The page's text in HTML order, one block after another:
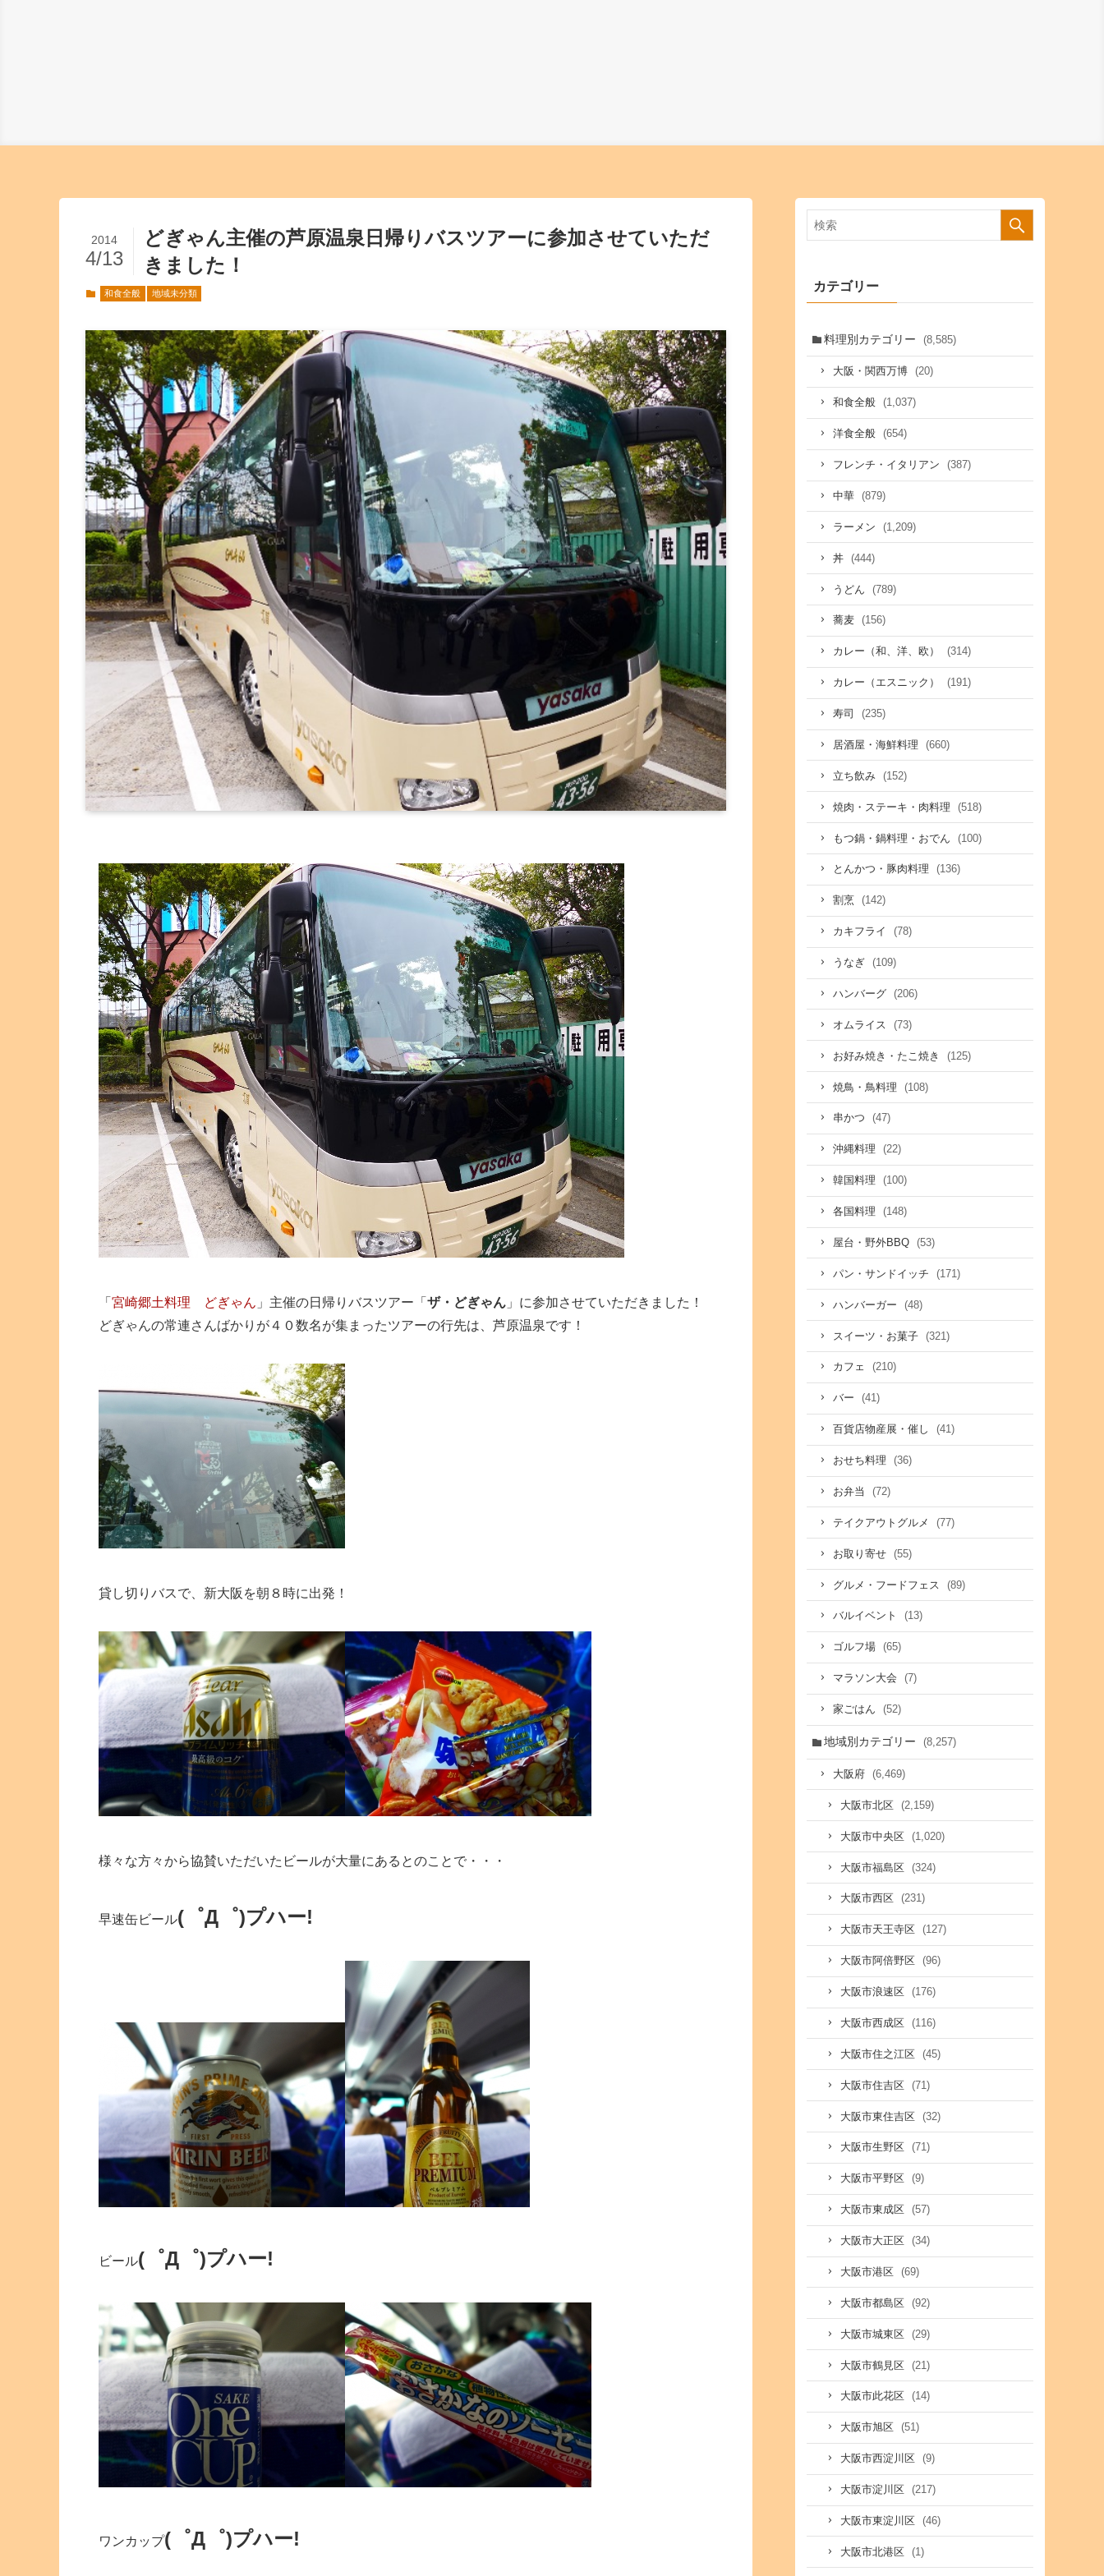
どぎゃん主催の芦原温泉日帰りバスツアーに参加させていただ
きました！
2014
4/13
和食全般 地域未分類
「 宮崎郷土料理 どぎゃん 」主催の日帰りバスツアー「 ザ・どぎゃん 」に参加させていただきました！
どぎゃんの常連さんばかりが４０数名が集まったツアーの行先は、芦原温泉です！
貸し切りバスで、新大阪を朝８時に出発！
様々な方々から協賛いただいたビールが大量にあるとのことで・・・
早速缶ビール(゜Д゜)プハー!
ビール(゜Д゜)プハー!
ワンカップ(゜Д゜)プハー!
カテゴリー
料理別カテゴリー (8,585)
大阪・関西万博 (20)
和食全般 (1,037)
洋食全般 (654)
フレンチ・イタリアン (387)
中華 (879)
ラーメン (1,209)
丼 (444)
うどん (789)
蕎麦 (156)
カレー（和、洋、欧） (314)
カレー（エスニック） (191)
寿司 (235)
居酒屋・海鮮料理 (660)
立ち飲み (152)
焼肉・ステーキ・肉料理 (518)
もつ鍋・鍋料理・おでん (100)
とんかつ・豚肉料理 (136)
割烹 (142)
カキフライ (78)
うなぎ (109)
ハンバーグ (206)
オムライス (73)
お好み焼き・たこ焼き (125)
焼鳥・鳥料理 (108)
串かつ (47)
沖縄料理 (22)
韓国料理 (100)
各国料理 (148)
屋台・野外BBQ (53)
パン・サンドイッチ (171)
ハンバーガー (48)
スイーツ・お菓子 (321)
カフェ (210)
バー (41)
百貨店物産展・催し (41)
おせち料理 (36)
お弁当 (72)
テイクアウトグルメ (77)
お取り寄せ (55)
グルメ・フードフェス (89)
バルイベント (13)
ゴルフ場 (65)
マラソン大会 (7)
家ごはん (52)
地域別カテゴリー (8,257)
大阪府 (6,469)
大阪市北区 (2,159)
大阪市中央区 (1,020)
大阪市福島区 (324)
大阪市西区 (231)
大阪市天王寺区 (127)
大阪市阿倍野区 (96)
大阪市浪速区 (176)
大阪市西成区 (116)
大阪市住之江区 (45)
大阪市住吉区 (71)
大阪市東住吉区 (32)
大阪市生野区 (71)
大阪市平野区 (9)
大阪市東成区 (57)
大阪市大正区 (34)
大阪市港区 (69)
大阪市都島区 (92)
大阪市城東区 (29)
大阪市鶴見区 (21)
大阪市此花区 (14)
大阪市旭区 (51)
大阪市西淀川区 (9)
大阪市淀川区 (217)
大阪市東淀川区 (46)
大阪市北港区 (1)